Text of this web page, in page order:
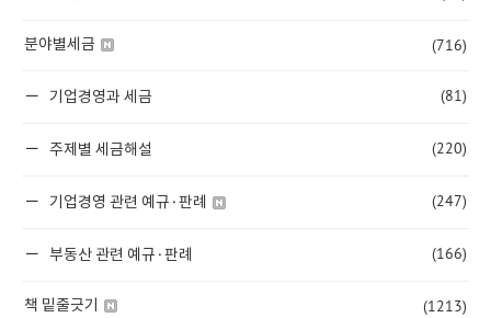
분야별세금 (716)
기업경영과 세금 (81)
주제별 세금해설 (220)
기업경영 관련 예규·판례 (247)
부동산 관련 예규·판례 (166)
책 밑줄긋기 (1213)